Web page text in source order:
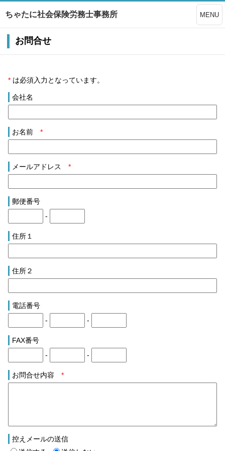
ちゃたに社会保険労務士事務所 MENU
お問合せ
* は必須入力となっています。
会社名
お名前 *
メールアドレス *
郵便番号
-
住所１
住所２
電話番号
-
-
FAX番号
-
-
お問合せ内容 *
控えメールの送信